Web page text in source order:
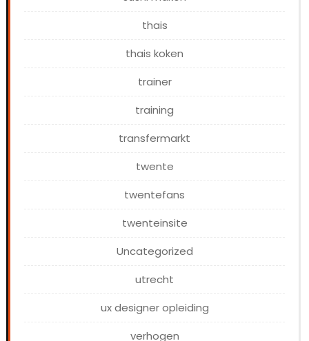
thais
thais koken
trainer
training
transfermarkt
twente
twentefans
twenteinsite
Uncategorized
utrecht
ux designer opleiding
verhogen